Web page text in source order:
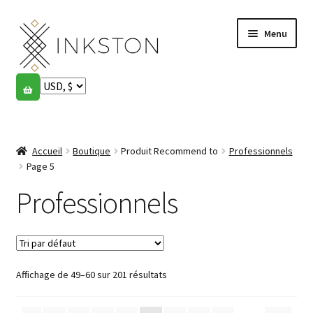
Aller
la
navigation
Aller
au
contenu
Menu
Boutique
menu
English
Español
Accueil Boutique Produit Recommend to
Professionnels
Page 5
Professionnels
Affichage de 49–60 sur 201 résultats